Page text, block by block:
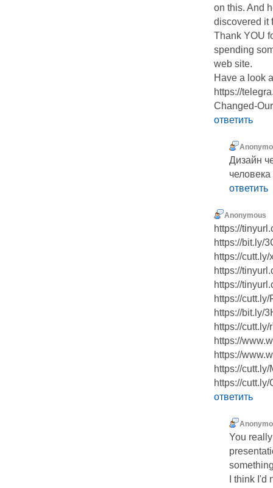
on this. And
discovered it
Thank YOU
spending
web site.
Have a look
https://
Changed-
ответить
Дизайн
человека
ответить
Anonymous
https://
https://bit.ly/
https://
https://
https://
https://
https://bit.ly/
https://
https://
https://
https://
https://cutt.ly/
ответить
You
I think